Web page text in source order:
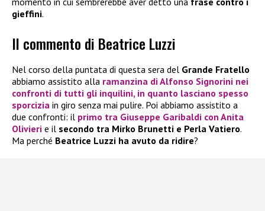
gieffini.
Il commento di Beatrice Luzzi
Nel corso della puntata di questa sera del Grande Fratello
abbiamo assistito alla ramanzina di Alfonso Signorini nei
confronti di tutti gli inquilini, in quanto lasciano spesso
sporcizia in giro senza mai pulire. Poi abbiamo assistito a
due confronti: il primo tra Giuseppe Garibaldi con Anita
Olivieri e il secondo tra Mirko Brunetti e Perla Vatiero.
Ma perché Beatrice Luzzi ha avuto da ridire?